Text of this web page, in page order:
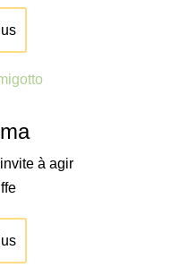
à agir